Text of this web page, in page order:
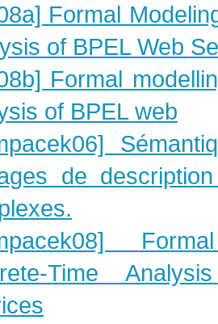
Formal
of BPEL Web
Formal
of BPEL web
de
Time